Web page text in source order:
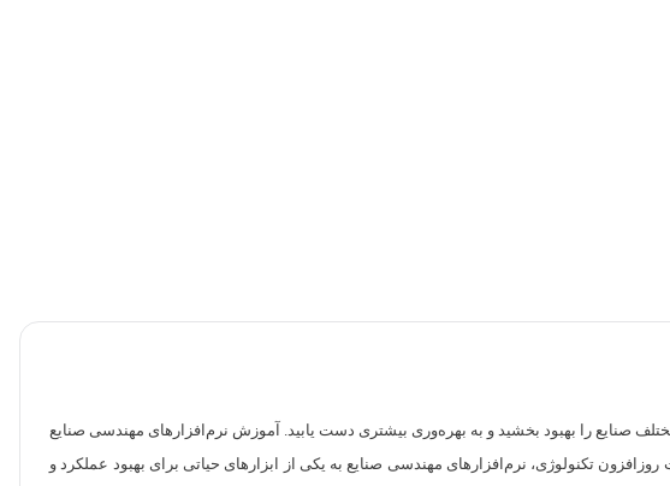
صنایع را بهبود بخشید و به بهره‌وری بیشتری دست یابید. آموزش نرم‌افزارهای مهندسی صنایع
تکنولوژی، نرم‌افزارهای مهندسی صنایع به یکی از ابزارهای حیاتی برای بهبود عملکرد و